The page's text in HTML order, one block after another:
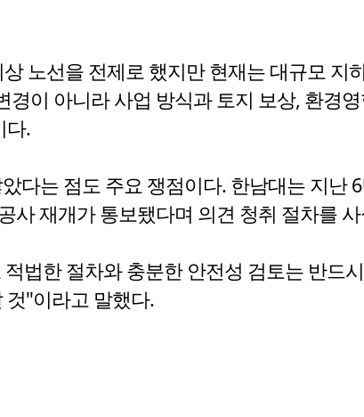
노선을 전제로 했지만 현재는 대규모
이 아니라 사업 방식과 토지 보상, 환경
다.
다는 점도 주요 쟁점이다. 한남대는 지난
사 재개가 통보됐다며 의견 청취 절차를
법한 절차와 충분한 안전성 검토는 반드
것"이라고 말했다.